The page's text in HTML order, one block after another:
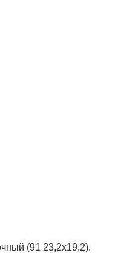
(91 23,2х19,2).